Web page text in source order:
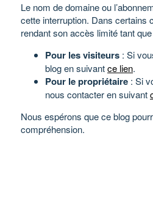
Le nom de domaine ou
cette interruption. Dans certains
rendant son accès limité tant
Pour les visiteurs : Si
blog en suivantce lien.
Pour le propriétaire : Si
nous contacter en suivant
Nous espérons que ce blog
compréhension.